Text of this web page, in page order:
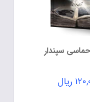
سپندار
ریال